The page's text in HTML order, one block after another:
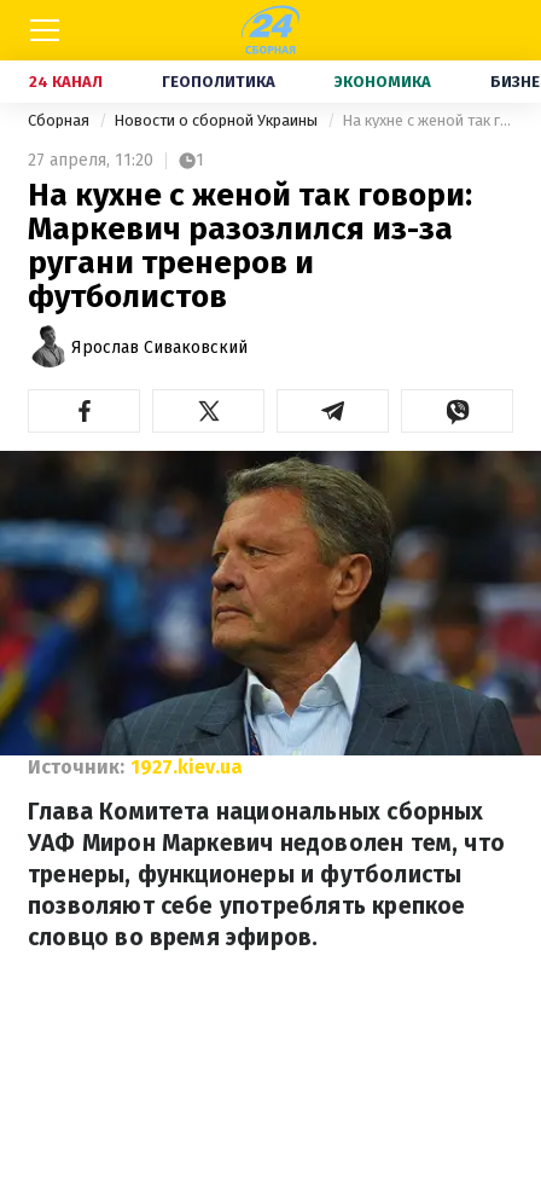
24 КАНАЛ ГЕОПОЛИТИКА ЭКОНОМИКА
Сборная Новости о сборной Украины На кухне с женой так говори: Маркевич разозлился из-за ругани тренеров и футболистов
27 апреля, 11:20 1
На кухне с женой так говори:
Маркевич разозлился из-за
ругани тренеров и
футболистов
Ярослав Сиваковский
Источник: 1927.kiev.ua
Глава Комитета национальных сборных
УАФ Мирон Маркевич недоволен тем, что
тренеры, функционеры и футболисты
позволяют себе употреблять крепкое
словцо во время эфиров.